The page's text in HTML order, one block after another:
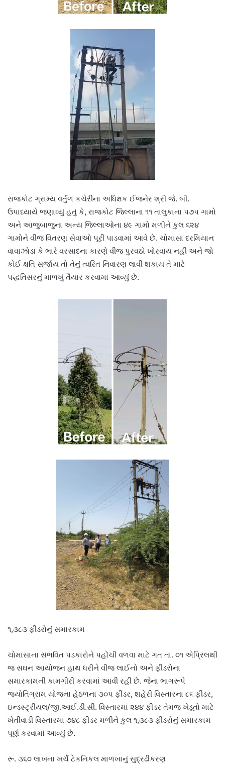
રાજકોટ ગ્રામ્ય વર્તુળ કચેરીના અધિક્ષક ઈજનેર શ્રી જે. બી.
ઉપાધ્યાયે જણાવ્યું હતું કે, રાજકોટ જિલ્લાના ૧૧ તાલુકાના ૫૭૫ ગામો
અને આજુબાજુના અન્ય જિલ્લાઓના ૪૯ ગામો મળીને કુલ ૬૨૪
ગામોને વીજ વિતરણ સેવાઓ પૂરી પાડવામાં આવે છે. ચોમાસા દરમિયાન
વાવાઝોડા કે ભારે વરસાદના કારણે વીજ પુરવઠો ખોરવાય નહીં અને જો
કોઈ ક્ષતિ સર્જાય તો તેનું ત્વરિત નિવારણ લાવી શકાય તે માટે
પદ્ધતિસરનું માળખું તૈયાર કરવામાં આવ્યું છે.
૧,૩૮૩ ફીડરોનું સમારકામ
ચોમાસાના સંભવિત પડકારોને પહોંચી વળવા માટે ગત તા. ૦૧ એપ્રિલથી
જ સઘન આયોજન હાથ ધરીને વીજ લાઈનો અને ફીડરોના
સમારકામની કામગીરી કરવામાં આવી રહી છે. જેના ભાગરૂપે
જ્યોતિગ્રામ યોજના હેઠળના ૩૦૫ ફીડર, શહેરી વિસ્તારના ૮૬ ફીડર,
ઇન્ડસ્ટ્રીયલ/જી.આઈ.ડી.સી. વિસ્તારમાં ૨૪૪ ફીડર તેમજ ખેડૂતો માટે
ખેતીવાડી વિસ્તારમાં ૭૪૮ ફીડર મળીને કુલ ૧,૩૮૩ ફીડરોનું સમારકામ
પૂર્ણ કરવામાં આવ્યું છે.
રૂ. ૩૬૦ લાખના ખર્ચે ટેકનિકલ માળખાનું સુદ્રઢીકરણ